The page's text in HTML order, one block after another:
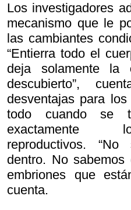
Los investigadores
mecanismo que le
las cambiantes
“Entierra todo el
deja solamente la
descubierto”,
desventajas para
todo cuando se
exactamente
reproductivos.
dentro. No
embriones que
cuenta.